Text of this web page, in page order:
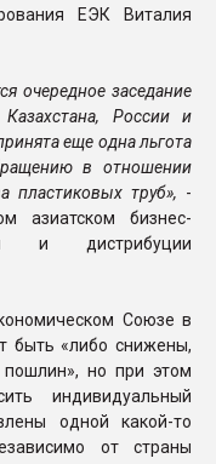
ЕЭК Виталия
очередное заседание
России и
еще одна льгота
в отношении
пластиковых труб», -
азиатском бизнес-
и дистрибуции
Союзе в
быть «либо снижены,
но при этом
индивидуальный
одной какой-то
от страны